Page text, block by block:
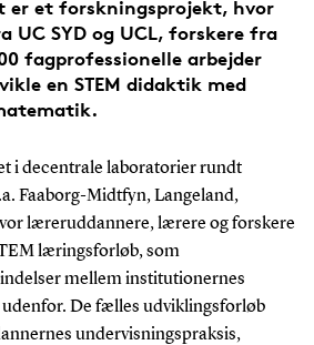
er et forskningsprojekt, hvor
UC SYD og UCL, forskere fra
fagprofessionelle arbejder
en STEM didaktik med
i decentrale laboratorier rundt
Faaborg-Midtfyn, Langeland,
læreruddannere, lærere og forskere
læringsforløb, som
mellem institutionernes
De fælles udviklingsforløb
undervisningspraksis,